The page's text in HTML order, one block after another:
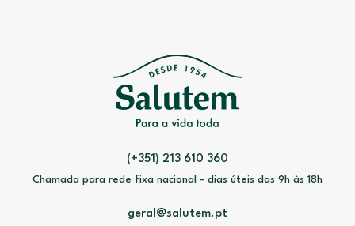
(+351) 213 610 360
Chamada para rede fixa nacional - dias úteis das 9h às 18h
geral@salutem.pt